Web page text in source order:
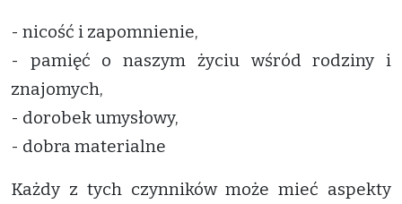
- nicość i zapomnienie,
- pamięć o naszym życiu wśród rodziny i
znajomych,
- dorobek umysłowy,
- dobra materialne
Każdy z tych czynników może mieć aspekty